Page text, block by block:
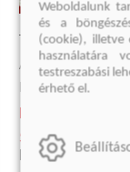
TÉLEN NEMET
Az Évszakok sorozat 2.
Morgane
Kötött ár:
5 399 Ft
Eredeti ár:5 999
Weboldalunk
és a
(cookie), illetve
használatára
testreszabási
érhető el.